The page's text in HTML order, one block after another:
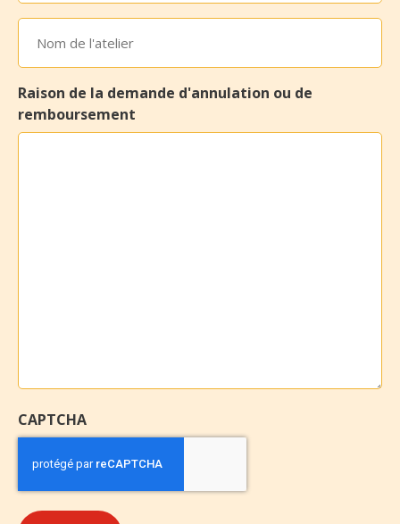
Nom
l'atelier
*
Raison de la demande d'annulation ou de
remboursement
CAPTCHA